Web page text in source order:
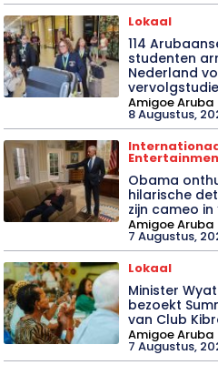
Lokaal
114
studenten
Nederland
vervolgstudie
Amigoe Aruba
8 Augustus,
Obama
hilarische
zijn cameo in
Amigoe Aruba
7 Augustus,
Lokaal
Minister
bezoekt
van Club
Amigoe Aruba
7 Augustus,